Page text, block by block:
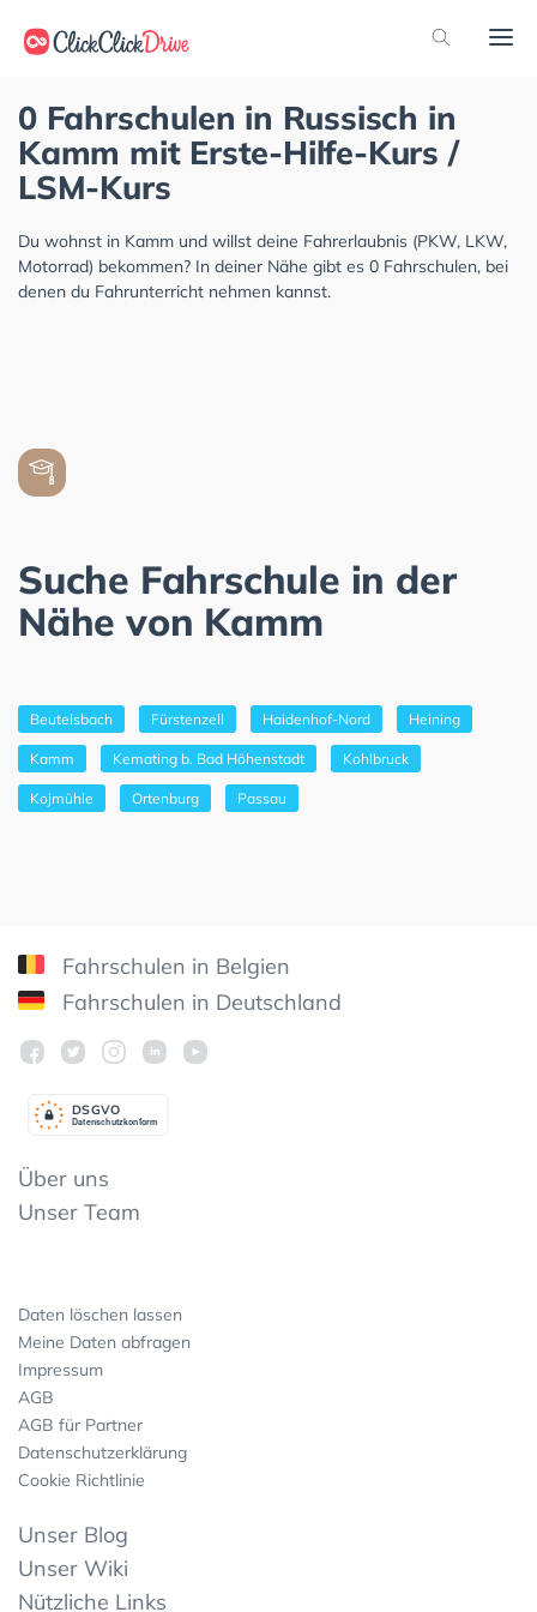
0 Fahrschulen in Russisch in
Kamm mit Erste-Hilfe-Kurs /
LSM-Kurs
Du wohnst in Kamm und willst deine Fahrerlaubnis (PKW, LKW,
Motorrad) bekommen? In deiner Nähe gibt es 0 Fahrschulen, bei
denen du Fahrunterricht nehmen kannst.
Suche Fahrschule in der
Nähe von Kamm
Beutelsbach Fürstenzell Haidenhof-Nord Heining
Kamm Kemating b. Bad Höhenstadt Kohlbruck
Kojmühle Ortenburg Passau
Fahrschulen in Belgien
Fahrschulen in Deutschland
Datenschutzkonform
DSGVO
Über uns
Unser Team
Daten löschen lassen
Meine Daten abfragen
Impressum
AGB
AGB für Partner
Datenschutzerklärung
Cookie Richtlinie
Unser Blog
Unser Wiki
Nützliche Links